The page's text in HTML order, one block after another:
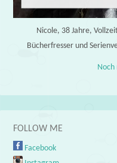
Nicole, 38 Jahre,
Bücherfresser und
FOLLOW ME
Facebook